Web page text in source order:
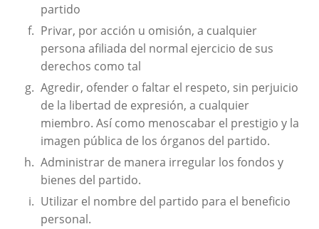
partido
Privar, por acción u omisión, a cualquier
persona afiliada del normal ejercicio de sus
derechos como tal
Agredir, ofender o faltar el respeto, sin perjuicio
de la libertad de expresión, a cualquier
miembro. Así como menoscabar el prestigio y la
imagen pública de los órganos del partido.
Administrar de manera irregular los fondos y
bienes del partido.
Utilizar el nombre del partido para el beneficio
personal.